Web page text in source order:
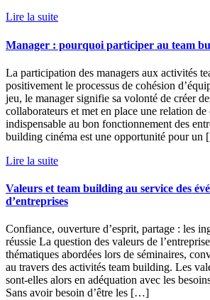
Lire la suite
Manager : pourquoi participer au team
La participation des managers aux activités
positivement le processus de cohésion
jeu, le manager signifie sa volonté de créer
collaborateurs et met en place une relation
indispensable au bon fonctionnement des
building cinéma est une opportunité pour
Lire la suite
Valeurs et team building au service des
d’entreprises
Confiance, ouverture d’esprit, partage : les
réussie La question des valeurs de
thématiques abordées lors de séminaires,
au travers des activités team building. Les
sont-elles alors en adéquation avec les
Sans avoir besoin d’être les […]